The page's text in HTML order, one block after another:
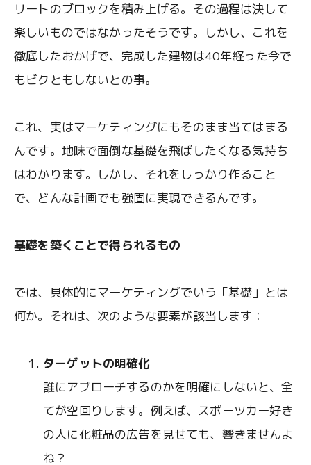
リートのブロックを積み上げる。その過程は決して
楽しいものではなかったそうです。しかし、これを
徹底したおかげで、完成した建物は40年経った今で
もビクともしないとの事。
これ、実はマーケティングにもそのまま当てはまる
んです。地味で面倒な基礎を飛ばしたくなる気持ち
はわかります。しかし、それをしっかり作ること
で、どんな計画でも強固に実現できるんです。
基礎を築くことで得られるもの
では、具体的にマーケティングでいう「基礎」とは
何か。それは、次のような要素が該当します：
ターゲットの明確化
誰にアプローチするのかを明確にしないと、全
てが空回りします。例えば、スポーツカー好き
の人に化粧品の広告を見せても、響きませんよ
ね？